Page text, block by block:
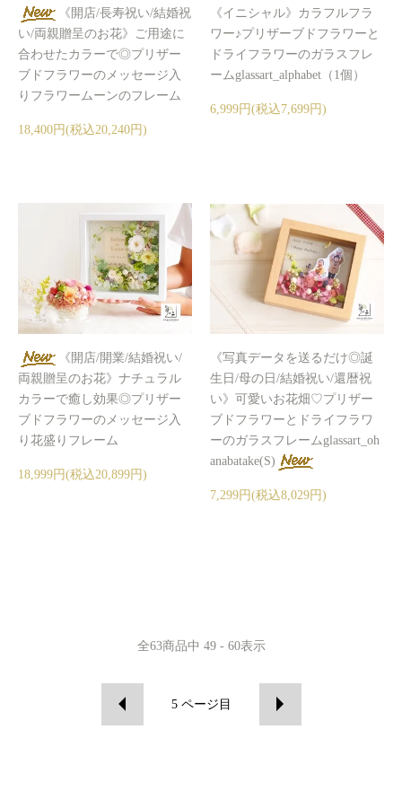
《開店/長寿祝い/結婚祝
い/両親贈呈のお花》ご用途に
合わせたカラーで◎プリザー
ブドフラワーのメッセージ入
りフラワームーンのフレーム
18,400円(税込20,240円)
《イニシャル》カラフルフラ
ワー♪プリザーブドフラワーと
ドライフラワーのガラスフレ
ームglassart_alphabet（1個）
6,999円(税込7,699円)
《開店/開業/結婚祝い/
両親贈呈のお花》ナチュラル
カラーで癒し効果◎プリザー
ブドフラワーのメッセージ入
り花盛りフレーム
18,999円(税込20,899円)
《写真データを送るだけ◎誕
生日/母の日/結婚祝い/還暦祝
い》可愛いお花畑♡プリザー
ブドフラワーとドライフラワ
ーのガラスフレームglassart_oh
anabatake(S)
7,299円(税込8,029円)
全63商品中 49 - 60表示
5 ページ目